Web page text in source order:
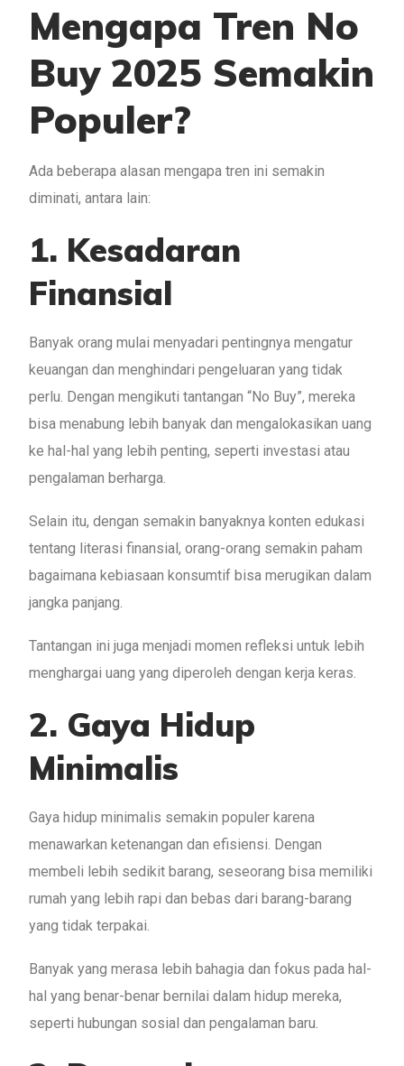
Mengapa Tren No
Buy 2025 Semakin
Populer?
Ada beberapa alasan mengapa tren ini semakin
diminati, antara lain:
1. Kesadaran
Finansial
Banyak orang mulai menyadari pentingnya mengatur
keuangan dan menghindari pengeluaran yang tidak
perlu. Dengan mengikuti tantangan “No Buy”, mereka
bisa menabung lebih banyak dan mengalokasikan uang
ke hal-hal yang lebih penting, seperti investasi atau
pengalaman berharga.
Selain itu, dengan semakin banyaknya konten edukasi
tentang literasi finansial, orang-orang semakin paham
bagaimana kebiasaan konsumtif bisa merugikan dalam
jangka panjang.
Tantangan ini juga menjadi momen refleksi untuk lebih
menghargai uang yang diperoleh dengan kerja keras.
2. Gaya Hidup
Minimalis
Gaya hidup minimalis semakin populer karena
menawarkan ketenangan dan efisiensi. Dengan
membeli lebih sedikit barang, seseorang bisa memiliki
rumah yang lebih rapi dan bebas dari barang-barang
yang tidak terpakai.
Banyak yang merasa lebih bahagia dan fokus pada hal-
hal yang benar-benar bernilai dalam hidup mereka,
seperti hubungan sosial dan pengalaman baru.